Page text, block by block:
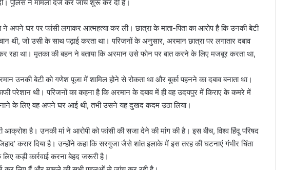
पुलिस ने मामला दर्ज कर जांच शुरू कर दी है।
ने अपने घर पर फांसी लगाकर आत्महत्या कर ली। छात्रा के माता-पिता का आरोप है कि उनकी बेटी
थी, जो उसी के साथ पढ़ाई करता था। परिजनों के अनुसार, अरमान छात्रा पर लगातार दबाव
रहा था। मृतका की बहन ने बताया कि अरमान उसे फोन पर बात करने के लिए मजबूर करता था,
उनकी बेटी को गणेश पूजा में शामिल होने से रोकता था और बुर्का पहनने का दबाव बनाता था।
परेशान थी। परिजनों का कहना है कि अरमान के दबाव में ही वह उदयपुर में किराए के कमरे में
के लिए वह अपने घर आई थी, तभी उसने यह दुखद कदम उठा लिया।
है। उनकी मां ने आरोपी को फांसी की सजा देने की मांग की है। इस बीच, विश्व हिंदू परिषद
करार दिया है। उन्होंने कहा कि सरगुजा जैसे शांत इलाके में इस तरह की घटनाएं गंभीर चिंता
कड़ी कार्रवाई करना बेहद जरूरी है।